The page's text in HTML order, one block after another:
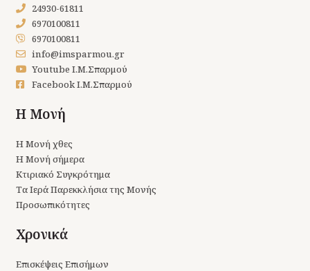
24930-61811
6970100811
6970100811
info@imsparmou.gr
Youtube Ι.Μ.Σπαρμού
Facebook Ι.Μ.Σπαρμού
Η Μονή
Η Μονή χθες
Η Μονή σήμερα
Κτιριακό Συγκρότημα
Τα Ιερά Παρεκκλήσια της Μονής
Προσωπικότητες
Χρονικά
Επισκέψεις Επισήμων